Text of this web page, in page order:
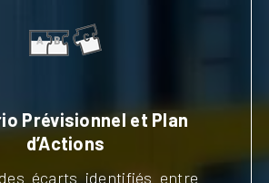
Prévisionnel et Plan
d’Actions
écarts identifiés entre